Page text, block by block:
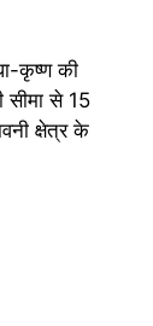
कृष्ण की
सीमा से 15
क्षेत्र के